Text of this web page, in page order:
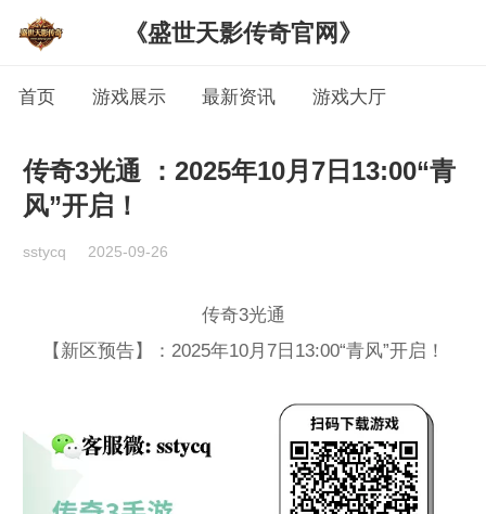
《盛世天影传奇官网》
首页 游戏展示 最新资讯 游戏大厅
传奇3光通 ：2025年10月7日13:00“青
风”开启！
sstycq 2025-09-26
传奇3光通
【新区预告】：2025年10月7日13:00“青风”开启！